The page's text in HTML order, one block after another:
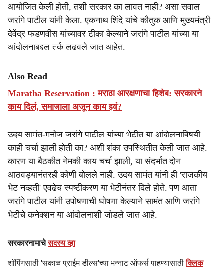
आयोजित केली होती, तशी सरकार का लावत नाही? असा सवाल
जरांगे पाटील यांनी केला. एकनाथ शिंदे यांचे कौतुक आणि मुख्यमंत्री
देवेंद्र फडणवीस यांच्यावर टीका केल्याने जरांगे पाटील यांच्या या
आंदोलनाबद्दल तर्क लढवले जात आहेत.
Also Read
Maratha Reservation : मराठा आरक्षणाचा हिशेब: सरकारने
काय दिलं, समाजाला अजून काय हवं?
उदय सामंत-मनोज जरांगे पाटील यांच्या भेटीत या आंदोलनाविषयी
काही चर्चा झाली होती का? अशी शंका उपस्थितीत केली जात आहे.
कारण या बैठकीत नेमकी काय चर्चा झाली, या संदर्भात दोन
आठवड्यानंतरही कोणी बोलले नाही. उदय सामंत यांनी ही 'राजकीय
भेट नव्हती' एवढेच स्पष्टीकरण या भेटीनंतर दिले होते. पण आता
जरांगे पाटील यांनी उपोषणाची घोषणा केल्याने सामंत आणि जरांगे
भेटीचे कनेक्शन या आंदोलनाशी जोडले जात आहे.
सरकारनामाचेसदस्य व्हा
शॉपिंगसाठी 'सकाळ प्राईम डील्स'च्या भन्नाट ऑफर्स पाहण्यासाठीक्लिक